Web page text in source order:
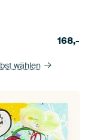
168,-
wählen